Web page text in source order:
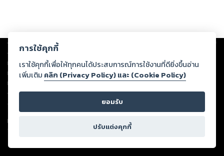
Copyright © 2026
ต่อผลงานหรือเนื้อหาใดที่อัปโหลดผ่านเว็บไซต์และปรากฏว่าละเมิดสิทธิใน
ทรัพย์สินทางปัญญาของบุคคลอื่นหรือขัดต่อกฎหมายและศีลธรรม ดังนั้น ผู้อ่าน
ทุกท่านโปรดใช้วิจารณญาณในการกลั่นกรองด้วยตนเอง และหากท่านพบว่าส่วน
หนึ่งส่วนใดขัดต่อกฎหมายและศีลธรรม กรุณาแจ้งมายังบริษัท เพื่อทีมงานจะได้
ดำเนินการในทันที ทั้งนี้ ทางสตอรี่ล็อกขอสงวนลิขสิทธิ์ตามพระราชบัญญัติ
ลิขสิทธิ์ พ.ศ. 2537 (ฉบับล่าสุด)
For support: member@ookbee.com
Version
การใช้คุกกี้
เราใช้คุกกี้เพื่อให้ทุกคนได้ประสบการณ์การใช้งานที่ดียิ่งขึ้นอ่าน
เพิ่มเติม คลิก (Privacy Policy) และ (Cookie Policy)
ยอมรับ
ปรับแต่งคุกกี้